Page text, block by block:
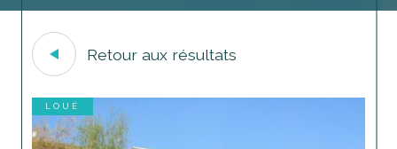
Retour aux résultats
LOUÉ